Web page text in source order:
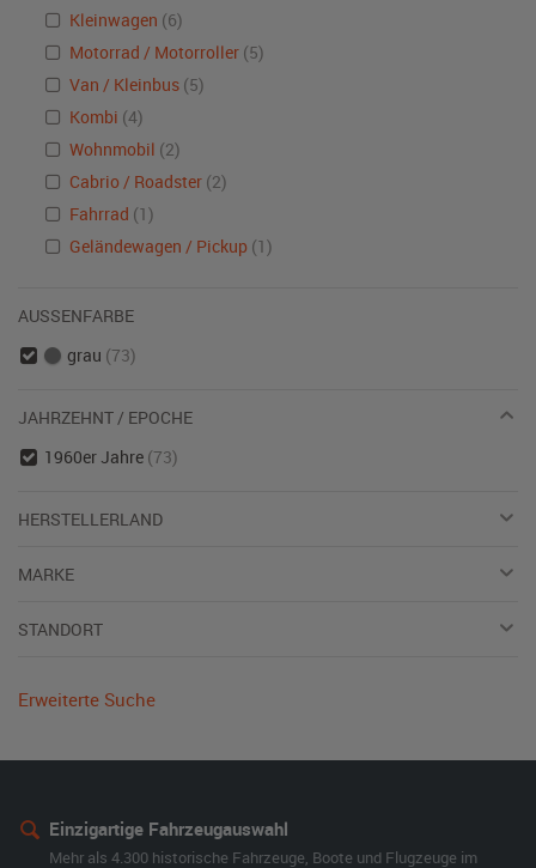
Kleinwagen (6)
Motorrad / Motorroller (5)
Van / Kleinbus (5)
Kombi (4)
Wohnmobil (2)
Cabrio / Roadster (2)
Fahrrad (1)
Geländewagen / Pickup (1)
AUSSENFARBE
grau (73)
JAHRZEHNT / EPOCHE
1960er Jahre (73)
HERSTELLERLAND
MARKE
STANDORT
Erweiterte Suche
Einzigartige Fahrzeugauswahl
Mehr als 4.300 historische Fahrzeuge, Boote und Flugzeuge im